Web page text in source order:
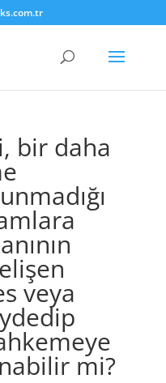
bir daha
veya
mi?